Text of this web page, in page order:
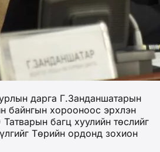
дарга Г.Занданшатарын
байнгын хорооноос эрхлэн
багц хуулийн төслийг
Төрийн ордонд зохион